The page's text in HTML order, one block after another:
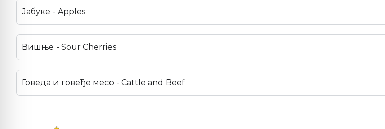
Јабуке - Apples
Вишње - Sour Cherries
Говеда и говеђе месо - Cattle and Beef